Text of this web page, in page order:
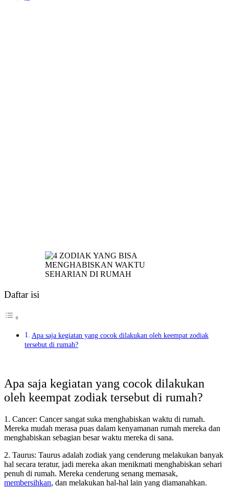
Daftar isi
Apa saja kegiatan yang cocok dilakukan oleh keempat zodiak
tersebut di rumah?
Apa saja kegiatan yang cocok dilakukan
oleh keempat zodiak tersebut di rumah?
1. Cancer: Cancer sangat suka menghabiskan waktu di rumah.
Mereka mudah merasa puas dalam kenyamanan rumah mereka dan
menghabiskan sebagian besar waktu mereka di sana.
2. Taurus: Taurus adalah zodiak yang cenderung melakukan banyak
hal secara teratur, jadi mereka akan menikmati menghabiskan sehari
penuh di rumah. Mereka cenderung senang memasak,
membersihkan, dan melakukan hal-hal lain yang diamanahkan.